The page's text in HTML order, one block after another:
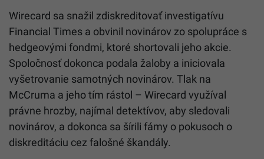
Wirecard sa snažil zdiskreditovať investigatívu
Financial Times a obvinil novinárov zo spolupráce s
hedgeovými fondmi, ktoré shortovali jeho akcie.
Spoločnosť dokonca podala žaloby a iniciovala
vyšetrovanie samotných novinárov. Tlak na
McCruma a jeho tím rástol – Wirecard využíval
právne hrozby, najímal detektívov, aby sledovali
novinárov, a dokonca sa šírili fámy o pokusoch o
diskreditáciu cez falošné škandály.